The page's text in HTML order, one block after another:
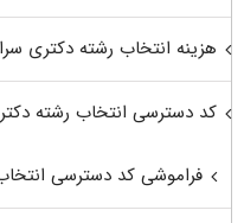
هزینه انتخاب رشته دکتری
کد دسترسی انتخاب رشته
فراموشی کد دسترسی